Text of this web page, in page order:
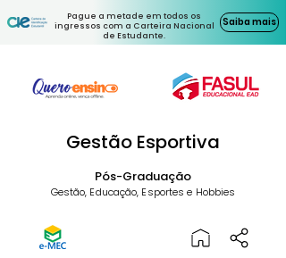
Pague a metade em todos os
ingressos com a Carteira Nacional
de Estudante.
Saiba mais
Gestão Esportiva
Pós-Graduação
Gestão, Educação, Esportes e Hobbies